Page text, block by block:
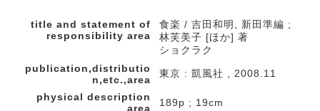
title and statement of
responsibility area
食楽 / 吉田和明, 新田準編 ;
林芙美子 [ほか] 著
ショクラク
publication,distributio
n,etc.,area
東京 : 凱風社 , 2008.11
physical description
area
189p ; 19cm